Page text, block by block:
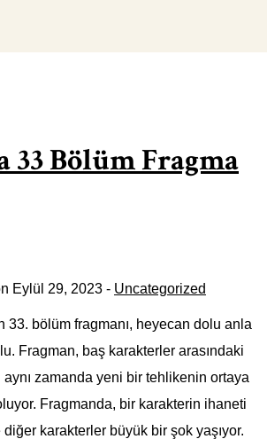
33 Bölüm Fragma
Eylül 29, 2023 - Uncategorized
33. bölüm fragmanı, heyecan dolu anla
Fragman, baş karakterler arasındaki
aynı zamanda yeni bir tehlikenin ortaya
Fragmanda, bir karakterin ihaneti
diğer karakterler büyük bir şok yaşıyor.